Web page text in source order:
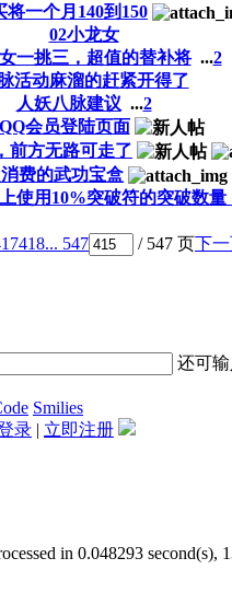
一个月140到150
02小龙女
一挑三，超值的替补将 ...2
活动麻溜的赶紧开得了
人妖八脉建议 ...2
会员登陆页面
前方无路可走了
费的武功宝盒
使用10%突破符的突破数量
418... 547 / 547 页下
还可
Smilies
录 | 立即注册
in 0.048293 second(s),